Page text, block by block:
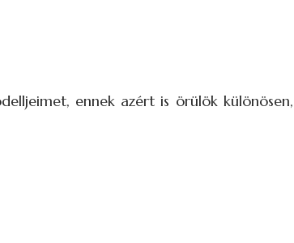
ennek azért is örülök különösen,